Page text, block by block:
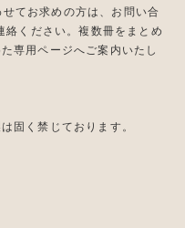
てお求めの方は、お問い合
ください。複数冊をまとめ
専用ページへご案内いたし
固く禁じております。